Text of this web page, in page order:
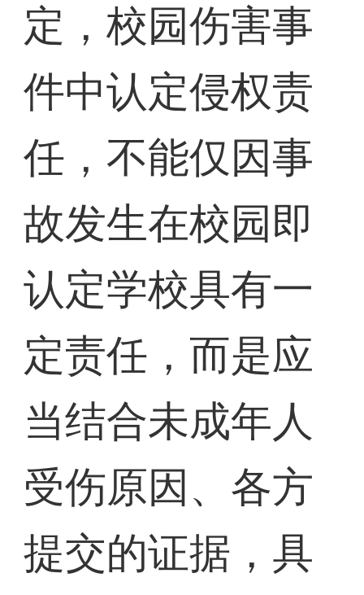
定，校园伤害事
件中认定侵权责
任，不能仅因事
故发生在校园即
认定学校具有一
定责任，而是应
当结合未成年人
受伤原因、各方
提交的证据，具